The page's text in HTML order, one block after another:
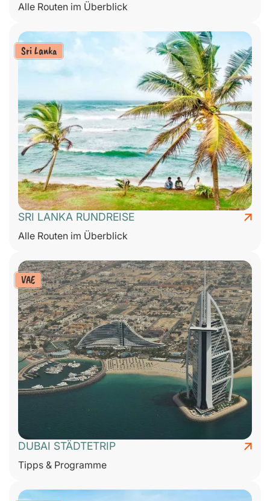
Alle Routen im Überblick
Sri Lanka
SRI LANKA RUNDREISE
Alle Routen im Überblick
VAE
DUBAI STÄDTETRIP
Tipps & Programme